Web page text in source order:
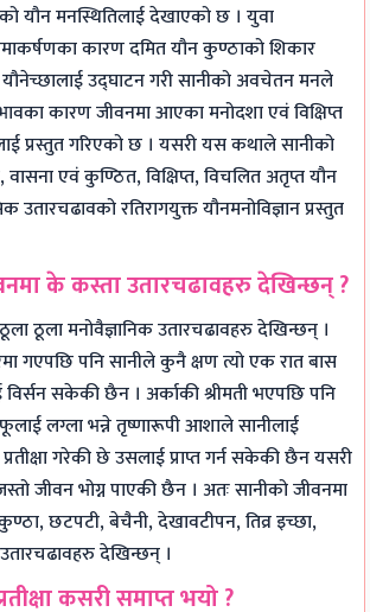
यौन मनस्थितिलाई देखाएको छ । युवा
कारण दमित यौन कुण्ठाको शिकार
उद्घाटन गरी सानीको अवचेतन मनले
कारण जीवनमा आएका मनोदशा एवं विक्षिप्त
प्रस्तुत गरिएको छ । यसरी यस कथाले सानीको
एवं कुण्ठित, विक्षिप्त, विचलित अतृप्त यौन
उतारचढावको रतिरागयुक्त यौनमनोविज्ञान प्रस्तुत
के कस्ता उतारचढावहरु देखिन्छन् ?
ठूला मनोवैज्ञानिक उतारचढावहरु देखिन्छन् ।
गएपछि पनि सानीले कुनै क्षण त्यो एक रात बास
सकेकी छैन । अर्काकी श्रीमती भएपछि पनि
लग्ला भन्ने तृष्णारूपी आशाले सानीलाई
गरेकी छे उसलाई प्राप्त गर्न सकेकी छैन यसरी
जीवन भोग्न पाएकी छैन । अतः सानीको जीवनमा
छटपटी, बेचैनी, देखावटीपन, तिव्र इच्छा,
देखिन्छन् ।
कसरी समाप्त भयो ?